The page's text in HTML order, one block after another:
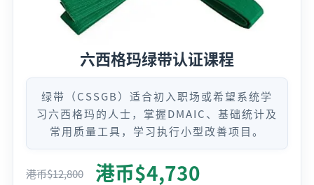
六西格玛绿带认证课程
绿带（CSSGB）适合初入职场或希望系统学
习六西格玛的人士，掌握DMAIC、基础统计及
常用质量工具，学习执行小型改善项目。
港币$12,800 港币$4,730